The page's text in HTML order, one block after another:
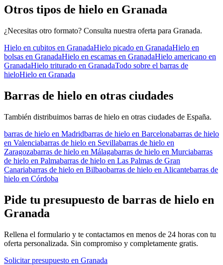
Otros tipos de hielo en Granada
¿Necesitas otro formato? Consulta nuestra oferta para Granada.
Hielo en cubitos en GranadaHielo picado en GranadaHielo en
bolsas en GranadaHielo en escamas en GranadaHielo americano en
GranadaHielo triturado en GranadaTodo sobre el barras de
hieloHielo en Granada
Barras de hielo en otras ciudades
También distribuimos barras de hielo en otras ciudades de España.
barras de hielo en Madridbarras de hielo en Barcelonabarras de hielo
en Valenciabarras de hielo en Sevillabarras de hielo en
Zaragozabarras de hielo en Málagabarras de hielo en Murciabarras
de hielo en Palmabarras de hielo en Las Palmas de Gran
Canariabarras de hielo en Bilbaobarras de hielo en Alicantebarras de
hielo en Córdoba
Pide tu presupuesto de barras de hielo en
Granada
Rellena el formulario y te contactamos en menos de 24 horas con tu
oferta personalizada. Sin compromiso y completamente gratis.
Solicitar presupuesto en Granada